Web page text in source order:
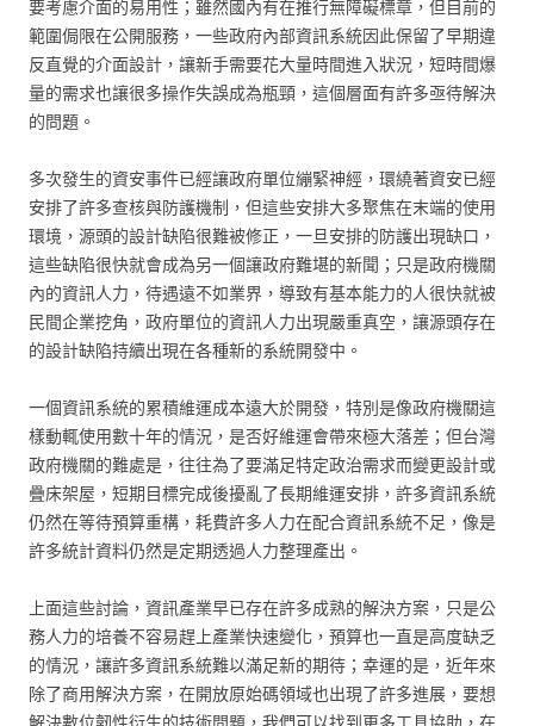
要考慮介面的易用性；雖然國內有在推行無障礙標章，但目前的
範圍侷限在公開服務，一些政府內部資訊系統因此保留了早期違
反直覺的介面設計，讓新手需要花大量時間進入狀況，短時間爆
量的需求也讓很多操作失誤成為瓶頸，這個層面有許多亟待解決
的問題。
多次發生的資安事件已經讓政府單位繃緊神經，環繞著資安已經
安排了許多查核與防護機制，但這些安排大多聚焦在末端的使用
環境，源頭的設計缺陷很難被修正，一旦安排的防護出現缺口，
這些缺陷很快就會成為另一個讓政府難堪的新聞；只是政府機關
內的資訊人力，待遇遠不如業界，導致有基本能力的人很快就被
民間企業挖角，政府單位的資訊人力出現嚴重真空，讓源頭存在
的設計缺陷持續出現在各種新的系統開發中。
一個資訊系統的累積維運成本遠大於開發，特別是像政府機關這
樣動輒使用數十年的情況，是否好維運會帶來極大落差；但台灣
政府機關的難處是，往往為了要滿足特定政治需求而變更設計或
疊床架屋，短期目標完成後擾亂了長期維運安排，許多資訊系統
仍然在等待預算重構，耗費許多人力在配合資訊系統不足，像是
許多統計資料仍然是定期透過人力整理產出。
上面這些討論，資訊產業早已存在許多成熟的解決方案，只是公
務人力的培養不容易趕上產業快速變化，預算也一直是高度缺乏
的情況，讓許多資訊系統難以滿足新的期待；幸運的是，近年來
除了商用解決方案，在開放原始碼領域也出現了許多進展，要想